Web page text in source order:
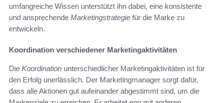
umfangreiche Wissen unterstützt ihn dabei, eine konsistente
und ansprechende Marketingstrategie für die Marke zu
entwickeln.
Koordination verschiedener Marketingaktivitäten
Die Koordination unterschiedlicher Marketingaktivitäten ist für
den Erfolg unerlässlich. Der Marketingmanager sorgt dafür,
dass alle Aktionen gut aufeinander abgestimmt sind, um die